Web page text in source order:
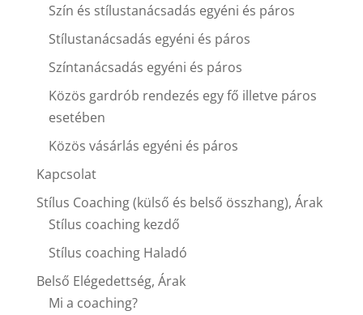
Szín és stílustanácsadás egyéni és páros
Stílustanácsadás egyéni és páros
Színtanácsadás egyéni és páros
Közös gardrób rendezés egy fő illetve páros
esetében
Közös vásárlás egyéni és páros
Kapcsolat
Stílus Coaching (külső és belső összhang), Árak
Stílus coaching kezdő
Stílus coaching Haladó
Belső Elégedettség, Árak
Mi a coaching?